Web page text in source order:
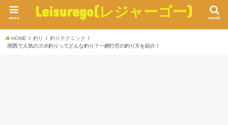
Leisurego(レジャーゴー) search
menu
HOME 釣り
釣りテクニック
関西で人気のズボ釣りってどんな釣り？一網打尽の釣り方を紹介！